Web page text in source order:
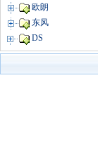
欧朗
东风
DS